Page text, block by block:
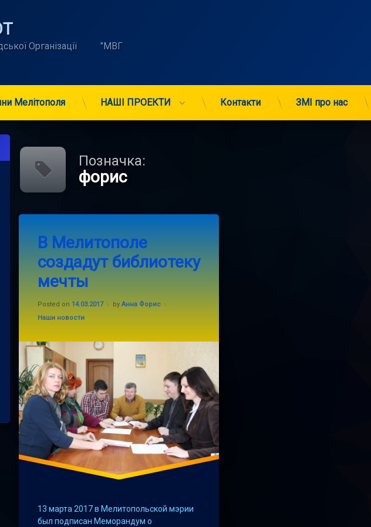
Організації          "МВГ
Мелітополя НАШІ ПРОЕКТИ Контакти ЗМІ про нас
Позначка:
форис
В Мелитополе
создадут библиотеку
мечты
Posted on 14.03.2017
Updated on
byАнна Форис
Categories:
Наши новости
13 марта 2017 в Мелитопольской мэрии
был подписан Меморандум о
леонтьева
мелитополь
минько
форис